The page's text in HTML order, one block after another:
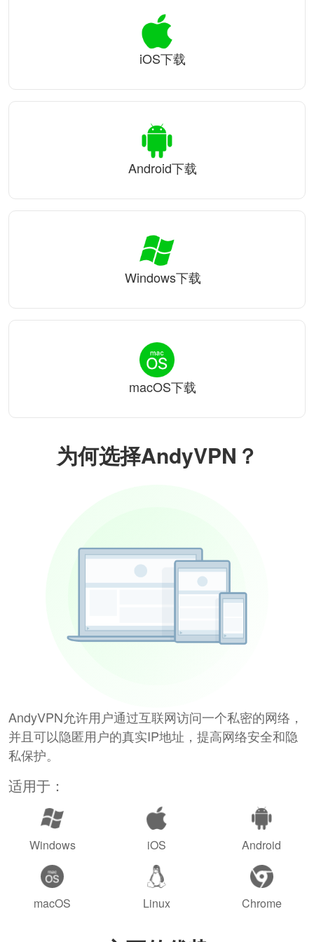
为何选择AndyVPN？
AndyVPN允许用户通过互联网访问一个私密的网络，
并且可以隐匿用户的真实IP地址，提高网络安全和隐
私保护。
适用于：
Windows iOS Android
macOS Linux Chrome
iOS下载
Android下载
Windows下载
macOS下载